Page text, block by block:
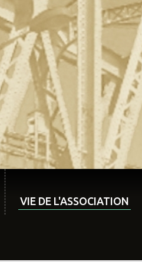
VIE DE L'ASSOCIATION